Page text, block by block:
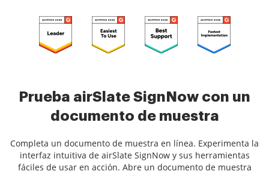
Prueba airSlate SignNow con un
documento de muestra
Completa un documento de muestra en línea. Experimenta la
interfaz intuitiva de airSlate SignNow y sus herramientas
fáciles de usar en acción. Abre un documento de muestra